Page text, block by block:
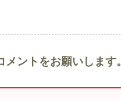
ントをお願いします。